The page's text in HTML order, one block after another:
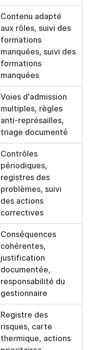
Contenu adapté
aux rôles, suivi des
formations
manquées, suivi des
formations
manquées
Voies d'admission
multiples, règles
anti-représailles,
triage documenté
Contrôles
périodiques,
registres des
problèmes, suivi
des actions
correctives
Conséquences
cohérentes,
justification
documentée,
responsabilité du
gestionnaire
Registre des
risques, carte
thermique, actions